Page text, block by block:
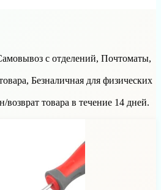
с отделений, Почтоматы,
Безналичная для физических
возврат товара в течение 14 дней.